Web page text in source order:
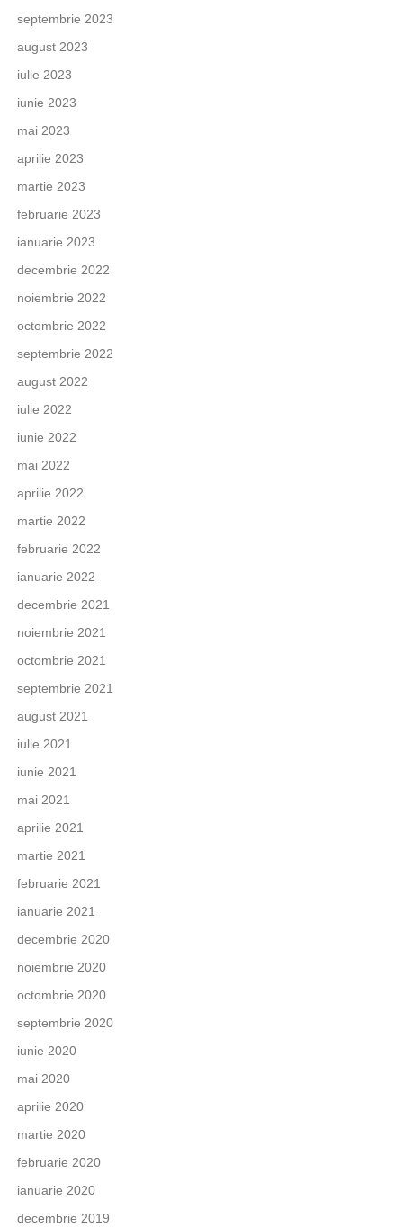
septembrie 2023
august 2023
iulie 2023
iunie 2023
mai 2023
aprilie 2023
martie 2023
februarie 2023
ianuarie 2023
decembrie 2022
noiembrie 2022
octombrie 2022
septembrie 2022
august 2022
iulie 2022
iunie 2022
mai 2022
aprilie 2022
martie 2022
februarie 2022
ianuarie 2022
decembrie 2021
noiembrie 2021
octombrie 2021
septembrie 2021
august 2021
iulie 2021
iunie 2021
mai 2021
aprilie 2021
martie 2021
februarie 2021
ianuarie 2021
decembrie 2020
noiembrie 2020
octombrie 2020
septembrie 2020
iunie 2020
mai 2020
aprilie 2020
martie 2020
februarie 2020
ianuarie 2020
decembrie 2019